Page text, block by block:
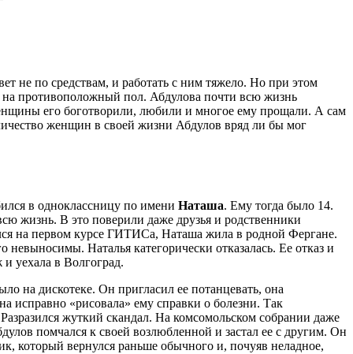
не по средствам, и работать с ним тяжело. Но при этом
на противоположный пол. Абдулова почти всю жизнь
его боготворили, любили и многое ему прощали. А сам
женщин в своей жизни Абдулов вряд ли бы мог
в одноклассницу по имени Наташа. Ему тогда было 14.
жизнь. В это поверили даже друзья и родственники
на первом курсе ГИТИСа, Наташа жила в родной Фергане.
Наталья категорически отказалась. Ее отказ и
уехала в Волгоград.
на дискотеке. Он пригласил ее потанцевать, она
исправно «рисовала» ему справки о болезни. Так
жуткий скандал. На комсомольском собрании даже
помчался к своей возлюбленной и застал ее с другим. Он
который вернулся раньше обычного и, почуяв неладное,